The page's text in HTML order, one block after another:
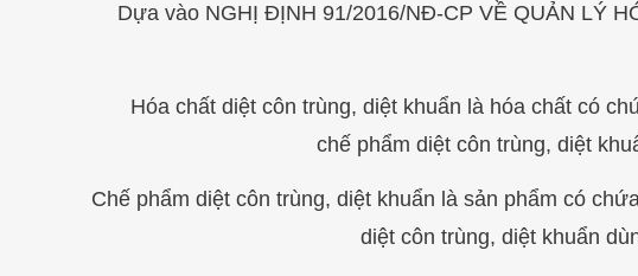
Dựa vào NGHỊ ĐỊNH 91/2016/NÐ-CP VỀ QUẢN LÝ
Hóa chất diệt côn trùng, diệt khuẩn là hóa chất có
chế phẩm diệt côn trùng, diệt
Chế phẩm diệt côn trùng, diệt khuẩn là sản phẩm có
diệt côn trùng, diệt khuẩn